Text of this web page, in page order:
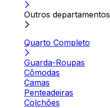
Outros departamentos
Quarto Completo
Guarda-Roupas
Cômodas
Camas
Penteadeiras
Colchões